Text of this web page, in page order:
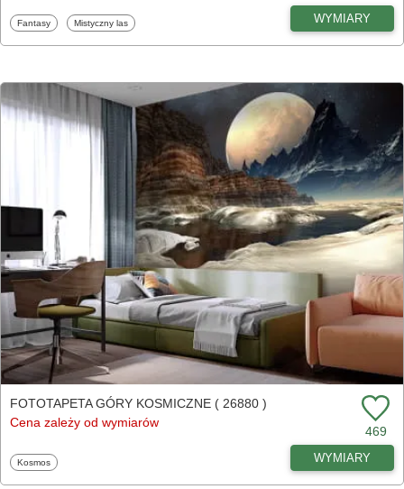
Fototapety
Fantasy Fototapety
Mistyczny las WYMIARY
FOTOTAPETA GÓRY KOSMICZNE ( 26880 )
Cena zależy od wymiarów
469
Fototapety
Kosmos WYMIARY